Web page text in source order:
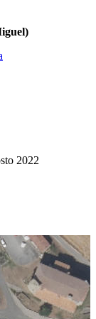
2022